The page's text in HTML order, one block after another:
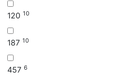
120 10
187 10
457 6